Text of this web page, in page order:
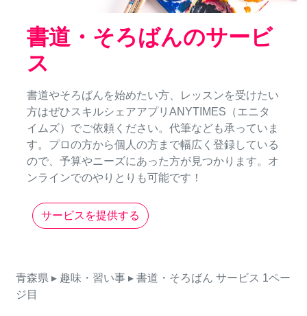
書道・そろばんのサービ
ス
書道やそろばんを始めたい方、レッスンを受けたい
方はぜひスキルシェアアプリANYTIMES（エニタ
イムズ）でご依頼ください。代筆なども承っていま
す。プロの方から個人の方まで幅広く登録している
ので、予算やニーズにあった方が見つかります。オ
ンラインでのやりとりも可能です！
サービスを提供する
青森県 ▸ 趣味・習い事 ▸ 書道・そろばん サービス 1ペー
ジ目